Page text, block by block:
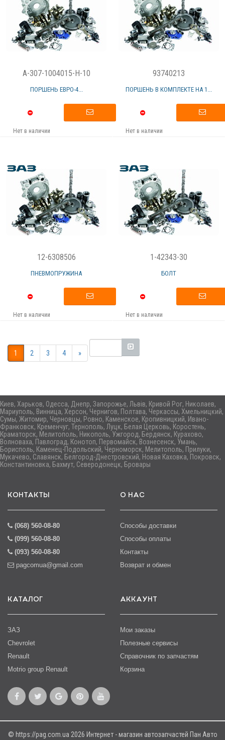
A-307-1004015-H-10
ПОРШЕНЬ ЕВРО-4...
Нет в наличии
93740213
ПОРШЕНЬ В КОМПЛЕКТЕ НА 1...
Нет в наличии
12-6308506
ПНЕВМОПРУЖИНА
Нет в наличии
1-42343-30
БОЛТ
Нет в наличии
1 2 3 4 »
Киев, Харьков, Одесса, Днепр, Запорожье, Львів, Кривой Рог, Николаев,
Мариуполь, Винница, Херсон, Чернигов, Полтава, Черкассы, Хмельницкий,
Сумы, Житомир, Черновцы, Ровно, Каменское, Кропивницкий, Ивано-
Франковск, Кременчуг, Тернополь, Луцк, Белая Церковь, Коростень,
Краматорск, Мелитополь, Никополь, Ужгород, Бердянск, Курахово,
Волноваха, Павлоград, Конотоп, Первомайск, Вознесенск, Умань,
Борисполь, Каменец-Подольский, Черноморск, Мелитополь, Прилуки,
Мукачево, Славянск, Белгород-Днестровский, Новая Каховка, Покровск,
Константиновка, Бахмут, Северодонецк, Бровары
КОНТАКТЫ
(068) 560-08-80
(099) 560-08-80
(093) 560-08-80
pagcomua@gmail.com
О НАС
Способы доставки
Способы оплаты
Контакты
Возврат и обмен
КАТАЛОГ
ЗАЗ
Chevrolet
Renault
Motrio group Renault
АККАУНТ
Мои заказы
Полезные сервисы
Справочник по запчастям
Корзина
© https://pag.com.ua 2026 Интернет - магазин автозапчастей Пан Авто